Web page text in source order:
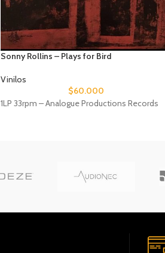
Sonny Rollins – Plays for Bird
Vinilos
$60.000
1LP 33rpm – Analogue Productions Records